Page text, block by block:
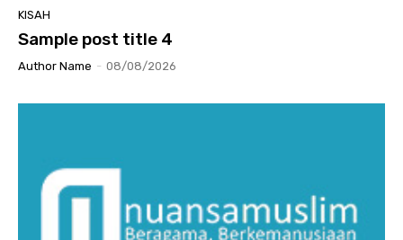
KISAH
Sample post title 4
Author Name - 08/08/2026